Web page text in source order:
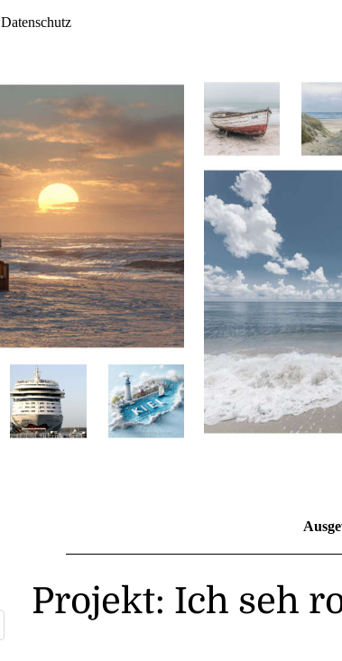
Datenschutz
Projekt: Ich seh